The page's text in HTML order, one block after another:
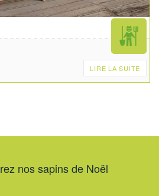
LIRE LA SUITE
nos sapins de Noël